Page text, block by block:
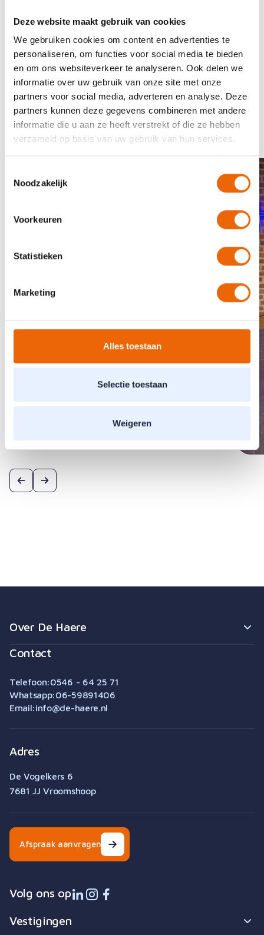
Deze website maakt gebruik van cookies
We gebruiken cookies om content en advertenties te
personaliseren, om functies voor social media te bieden
en om ons websiteverkeer te analyseren. Ook delen we
informatie over uw gebruik van onze site met onze
partners voor social media, adverteren en analyse. Deze
partners kunnen deze gegevens combineren met andere
informatie die u aan ze heeft verstrekt of die ze hebben
verzameld op basis van uw gebruik van hun services.
Noodzakelijk
Voorkeuren
Statistieken
Marketing
Alles toestaan
Selectie toestaan
Weigeren
de Haere ons steentje konden bijdragen aan dit
Sfeerimpressie
Over De Haere
Behandelingen
Tarieven & vergoeding
Over de Haere
Werken bij
Contact
Downloads & links
Cookie instellingen
Built by Bunch
Contact
Telefoon:0546 - 64 25 71
Whatsapp:06-59891406
Email:info@de-haere.nl
Adres
De Vogelkers 6
7681 JJ Vroomshoop
Afspraak aanvragen
Volg ons op
Vestigingen